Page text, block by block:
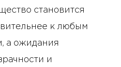
становится
к любым
а ожидания
и